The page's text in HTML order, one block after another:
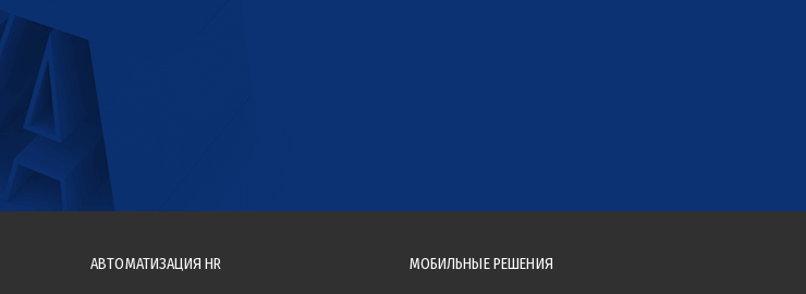
АВТОМАТИЗАЦИЯ HR МОБИЛЬНЫЕ РЕШЕНИЯ